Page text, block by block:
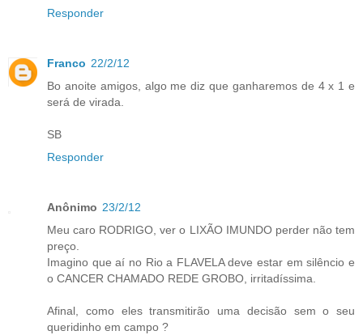
Responder
Franco 22/2/12
Bo anoite amigos, algo me diz que ganharemos de 4 x 1 e
será de virada.
SB
Responder
Anônimo 23/2/12
Meu caro RODRIGO, ver o LIXÃO IMUNDO perder não tem
preço.
Imagino que aí no Rio a FLAVELA deve estar em silêncio e
o CANCER CHAMADO REDE GROBO, irritadíssima.
Afinal, como eles transmitirão uma decisão sem o seu
queridinho em campo ?